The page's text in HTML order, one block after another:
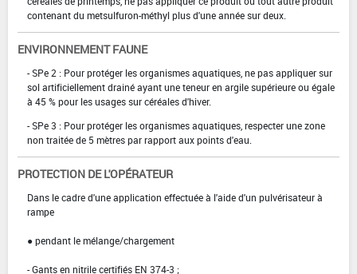
contenant du metsulfuron-méthyl plus d'une année sur deux.
ENVIRONNEMENT FAUNE
- SPe 2 : Pour protéger les organismes aquatiques, ne pas appliquer sur
sol artificiellement drainé ayant une teneur en argile supérieure ou égale
à 45 % pour les usages sur céréales d'hiver.
- SPe 3 : Pour protéger les organismes aquatiques, respecter une zone
non traitée de 5 mètres par rapport aux points d'eau.
PROTECTION DE L'OPÉRATEUR
Dans le cadre d'une application effectuée à l'aide d'un pulvérisateur à
rampe
● pendant le mélange/chargement
- Gants en nitrile certifiés EN 374-3 ;